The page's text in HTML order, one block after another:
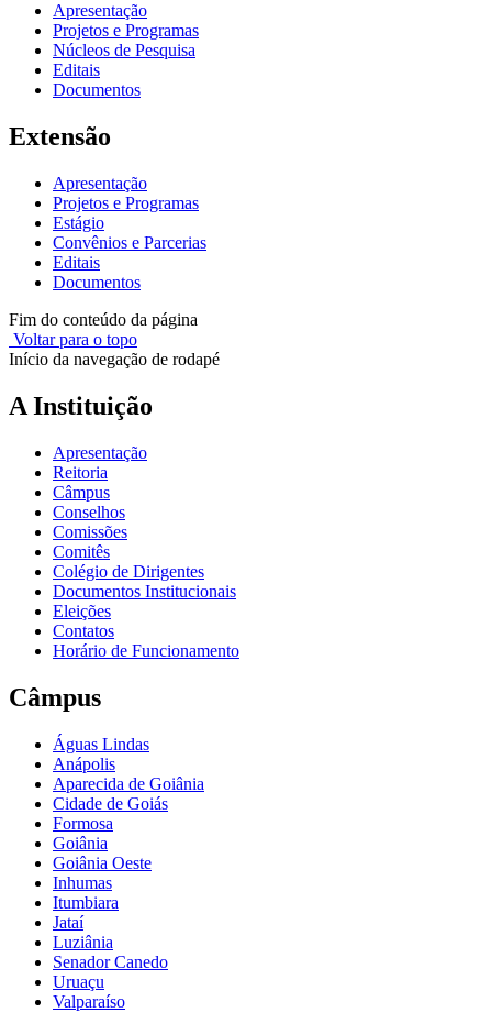
Apresentação
Projetos e Programas
Núcleos de Pesquisa
Editais
Documentos
Extensão
Apresentação
Projetos e Programas
Estágio
Convênios e Parcerias
Editais
Documentos
Fim do conteúdo da página
Voltar para o topo
Início da navegação de rodapé
A Instituição
Apresentação
Reitoria
Câmpus
Conselhos
Comissões
Comitês
Colégio de Dirigentes
Documentos Institucionais
Eleições
Contatos
Horário de Funcionamento
Câmpus
Águas Lindas
Anápolis
Aparecida de Goiânia
Cidade de Goiás
Formosa
Goiânia
Goiânia Oeste
Inhumas
Itumbiara
Jataí
Luziânia
Senador Canedo
Uruaçu
Valparaíso